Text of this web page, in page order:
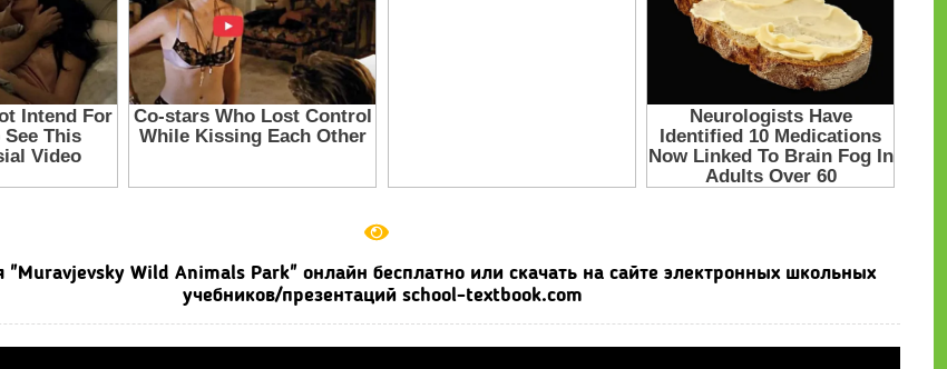
"Muravjevsky Wild Animals Park" онлайн бесплатно или скачать на сайте электронных школьных
учебников/презентаций school-textbook.com